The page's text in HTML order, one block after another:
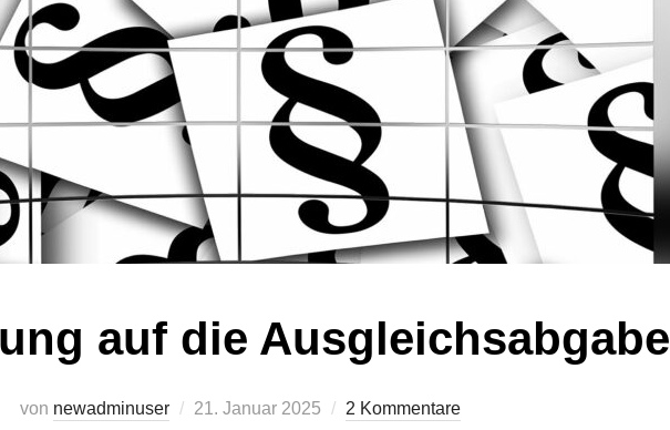
auf die Ausgleichsabgabe
von newadminuser
Veröffentlicht
21. Januar 2025 2 Kommentare